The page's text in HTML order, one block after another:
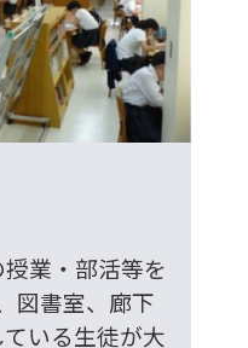
業・部活等を
図書室、廊下
いる生徒が大